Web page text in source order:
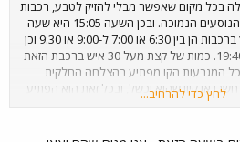
בכל מקום שאפשר מבלי להזיק לטבע, רכבות
רוכנות וכו'). לגבי כמות הנוסעים הנמוכה. ובכן השעה 15:05 היא שעה
לא לחוצה. שעות הלחץ ברכבות הן בין 6:30 או 7:00 ל-9:00 או 9:30 וכן
בין השעות 15:40 לבין 19:40. כמות של קצת מעל 30 איש ברכבת הזאת
המגרעות הקו מפתיע בהצלחה החלקית
או קיוו שהוא יכשל, ובכל זאת הוא הפתיע
יולי אוגוסט שהם חודשי שיא עונתיים ברכבת
או סוכות, גם כן תקופות שיא בכמות
חול בשעה "מתה" או מתה למחצה היו קצת
לחץ כדי להרחיב...